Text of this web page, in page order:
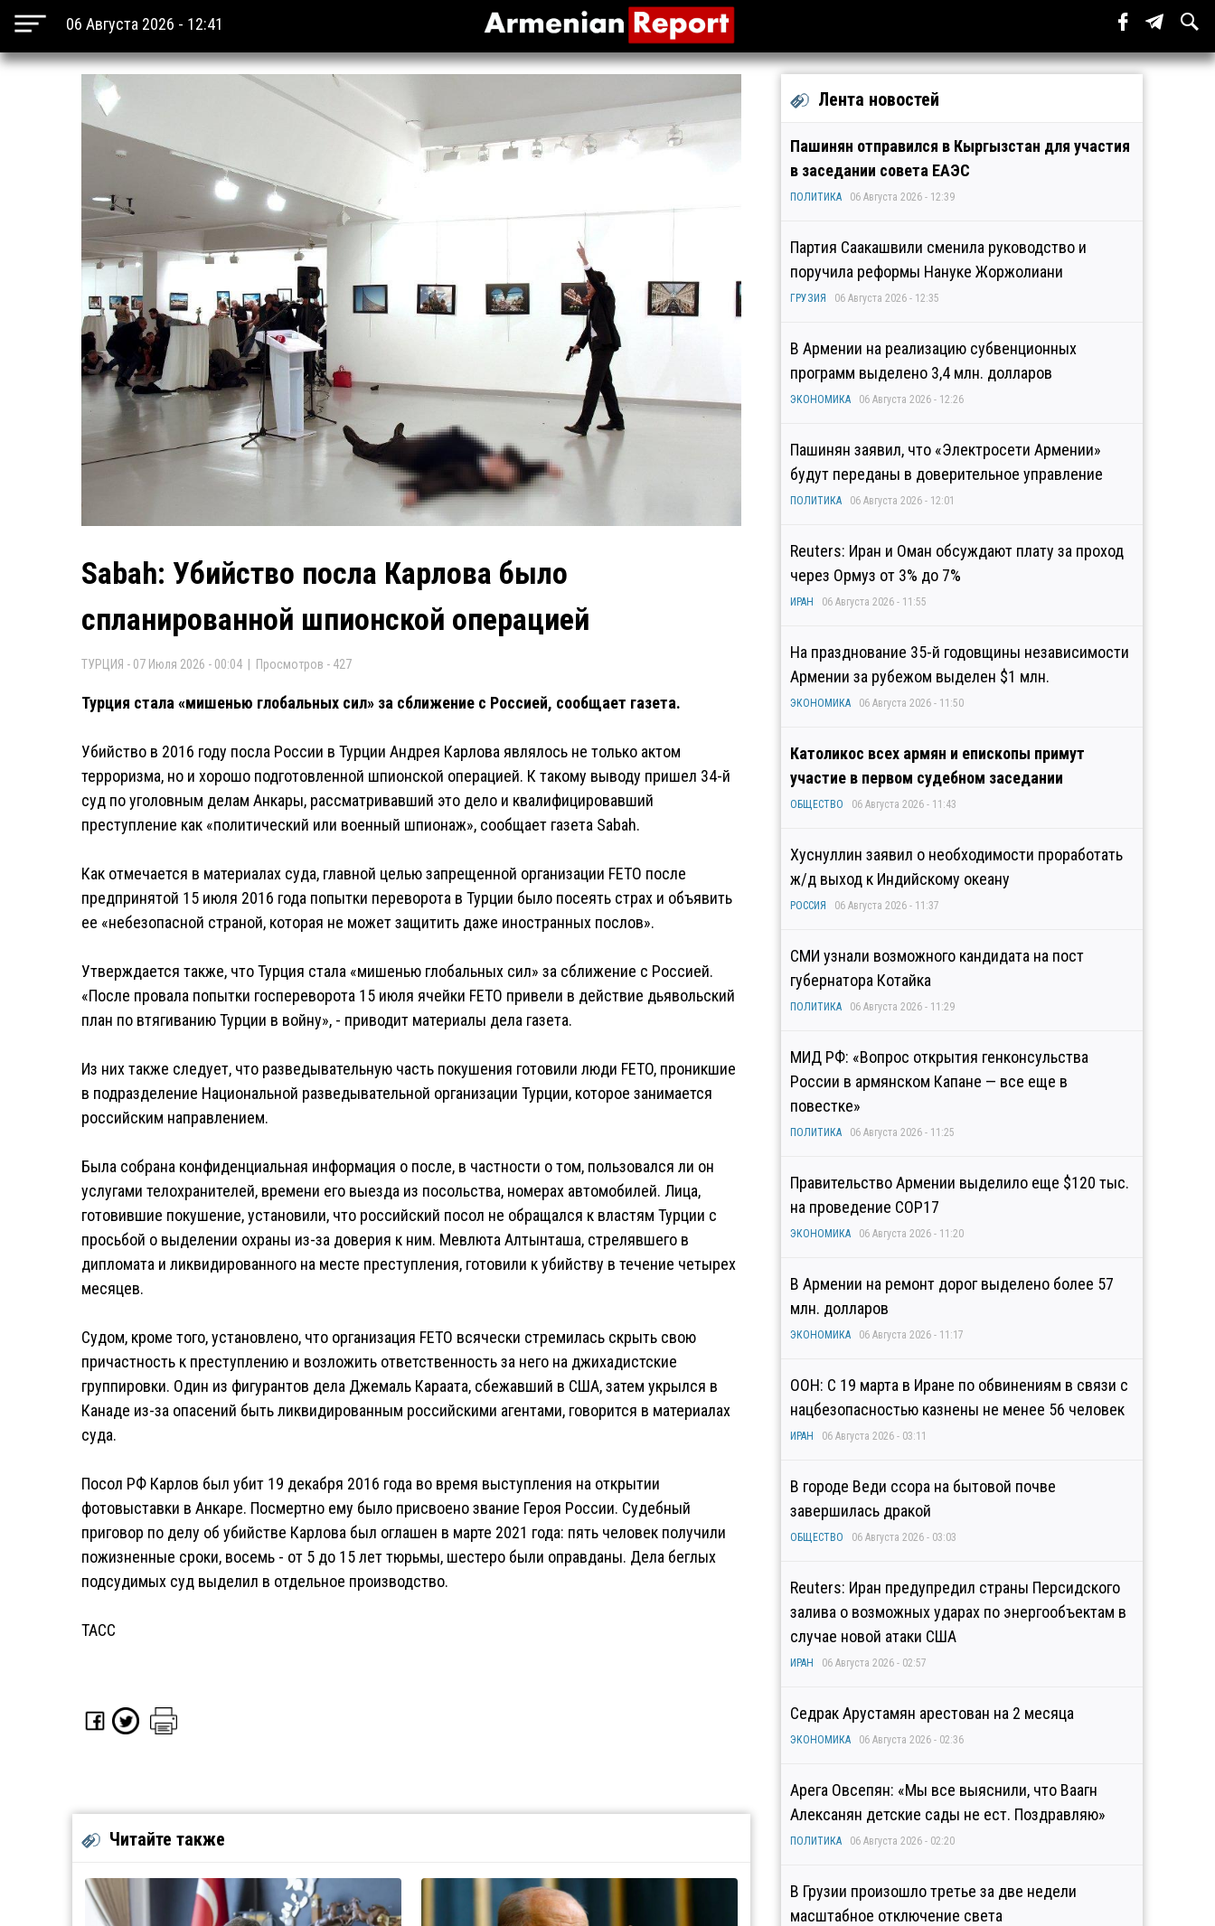
06 Августа 2026 - 12:41
Sabah: Убийство посла Карлова было
спланированной шпионской операцией
ТУРЦИЯ - 07 Июля 2026 - 00:04 | Просмотров - 427
Турция стала «мишенью глобальных сил» за сближение с Россией, сообщает газета.
Убийство в 2016 году посла России в Турции Андрея Карлова являлось не только актом
терроризма, но и хорошо подготовленной шпионской операцией. К такому выводу пришел 34-й
суд по уголовным делам Анкары, рассматривавший это дело и квалифицировавший
преступление как «политический или военный шпионаж», сообщает газета Sabah.
Как отмечается в материалах суда, главной целью запрещенной организации FETO после
предпринятой 15 июля 2016 года попытки переворота в Турции было посеять страх и объявить
ее «небезопасной страной, которая не может защитить даже иностранных послов».
Утверждается также, что Турция стала «мишенью глобальных сил» за сближение с Россией.
«После провала попытки госпереворота 15 июля ячейки FETO привели в действие дьявольский
план по втягиванию Турции в войну», - приводит материалы дела газета.
Из них также следует, что разведывательную часть покушения готовили люди FETO, проникшие
в подразделение Национальной разведывательной организации Турции, которое занимается
российским направлением.
Была собрана конфиденциальная информация о после, в частности о том, пользовался ли он
услугами телохранителей, времени его выезда из посольства, номерах автомобилей. Лица,
готовившие покушение, установили, что российский посол не обращался к властям Турции с
просьбой о выделении охраны из-за доверия к ним. Мевлюта Алтынташа, стрелявшего в
дипломата и ликвидированного на месте преступления, готовили к убийству в течение четырех
месяцев.
Судом, кроме того, установлено, что организация FETO всячески стремилась скрыть свою
причастность к преступлению и возложить ответственность за него на джихадистские
группировки. Один из фигурантов дела Джемаль Караата, сбежавший в США, затем укрылся в
Канаде из-за опасений быть ликвидированным российскими агентами, говорится в материалах
суда.
Посол РФ Карлов был убит 19 декабря 2016 года во время выступления на открытии
фотовыставки в Анкаре. Посмертно ему было присвоено звание Героя России. Судебный
приговор по делу об убийстве Карлова был оглашен в марте 2021 года: пять человек получили
пожизненные сроки, восемь - от 5 до 15 лет тюрьмы, шестеро были оправданы. Дела беглых
подсудимых суд выделил в отдельное производство.
ТАСС
Читайте также
Лента новостей
Пашинян отправился в Кыргызстан для участия
в заседании совета ЕАЭС
ПОЛИТИКА 06 Августа 2026 - 12:39
Партия Саакашвили сменила руководство и
поручила реформы Нануке Жоржолиани
ГРУЗИЯ 06 Августа 2026 - 12:35
В Армении на реализацию субвенционных
программ выделено 3,4 млн. долларов
ЭКОНОМИКА 06 Августа 2026 - 12:26
Пашинян заявил, что «Электросети Армении»
будут переданы в доверительное управление
ПОЛИТИКА 06 Августа 2026 - 12:01
Reuters: Иран и Оман обсуждают плату за проход
через Ормуз от 3% до 7%
ИРАН 06 Августа 2026 - 11:55
На празднование 35-й годовщины независимости
Армении за рубежом выделен $1 млн.
ЭКОНОМИКА 06 Августа 2026 - 11:50
Католикос всех армян и епископы примут
участие в первом судебном заседании
ОБЩЕСТВО 06 Августа 2026 - 11:43
Хуснуллин заявил о необходимости проработать
ж/д выход к Индийскому океану
РОССИЯ 06 Августа 2026 - 11:37
СМИ узнали возможного кандидата на пост
губернатора Котайка
ПОЛИТИКА 06 Августа 2026 - 11:29
МИД РФ: «Вопрос открытия генконсульства
России в армянском Капане — все еще в
повестке»
ПОЛИТИКА 06 Августа 2026 - 11:25
Правительство Армении выделило еще $120 тыс.
на проведение COP17
ЭКОНОМИКА 06 Августа 2026 - 11:20
В Армении на ремонт дорог выделено более 57
млн. долларов
ЭКОНОМИКА 06 Августа 2026 - 11:17
ООН: С 19 марта в Иране по обвинениям в связи с
нацбезопасностью казнены не менее 56 человек
ИРАН 06 Августа 2026 - 03:11
В городе Веди ссора на бытовой почве
завершилась дракой
ОБЩЕСТВО 06 Августа 2026 - 03:03
Reuters: Иран предупредил страны Персидского
залива о возможных ударах по энергообъектам в
случае новой атаки США
ИРАН 06 Августа 2026 - 02:57
Седрак Арустамян арестован на 2 месяца
ЭКОНОМИКА 06 Августа 2026 - 02:36
Арега Овсепян: «Мы все выяснили, что Ваагн
Алексанян детские сады не ест. Поздравляю»
ПОЛИТИКА 06 Августа 2026 - 02:20
В Грузии произошло третье за две недели
масштабное отключение света